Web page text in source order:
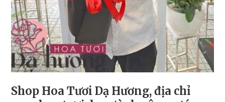
Shop Hoa Tươi Dạ Hương, địa chỉ